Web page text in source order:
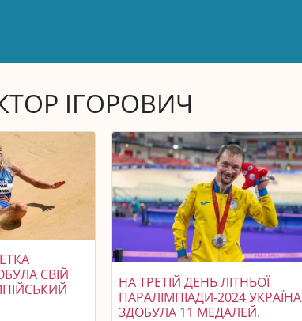
ІГОРОВИЧ
СВІЙ
НА ТРЕТІЙ ДЕНЬ ЛІТНЬОЇ
ПАРАЛІМПІАДИ-2024 УКРАЇНА
ЗДОБУЛА 11 МЕДАЛЕЙ.